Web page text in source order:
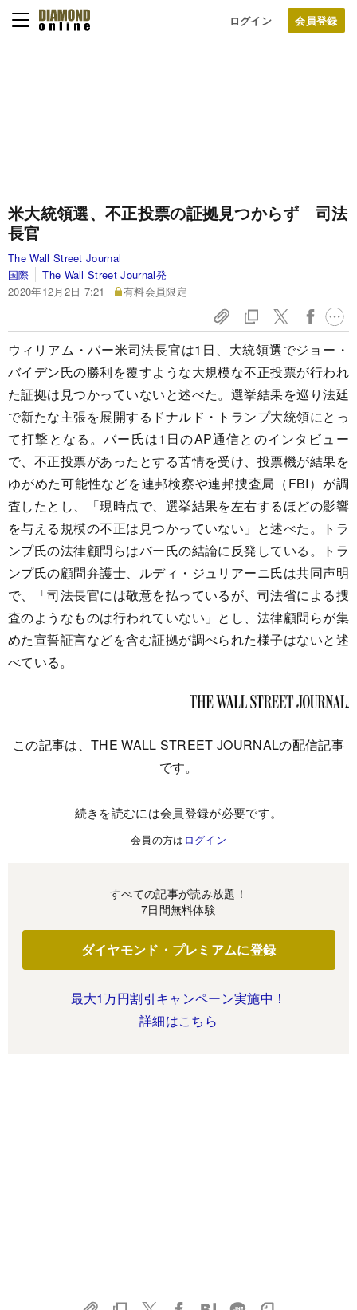
ログイン
米大統領選、不正投票の証拠見つからず 司法
長官
The Wall Street Journal
国際
The Wall Street Journal発
2020年12月2日 7:21
有料会員限定
ウィリアム・バー米司法長官は1日、大統領選でジョー・
バイデン氏の勝利を覆すような大規模な不正投票が行われ
た証拠は見つかっていないと述べた。選挙結果を巡り法廷
で新たな主張を展開するドナルド・トランプ大統領にとっ
て打撃となる。バー氏は1日のAP通信とのインタビュー
で、不正投票があったとする苦情を受け、投票機が結果を
ゆがめた可能性などを連邦検察や連邦捜査局（FBI）が調
査したとし、「現時点で、選挙結果を左右するほどの影響
を与える規模の不正は見つかっていない」と述べた。トラ
ンプ氏の法律顧問らはバー氏の結論に反発している。トラ
ンプ氏の顧問弁護士、ルディ・ジュリアーニ氏は共同声明
で、「司法長官には敬意を払っているが、司法省による捜
査のようなものは行われていない」とし、法律顧問らが集
めた宣誓証言などを含む証拠が調べられた様子はないと述
べている。
この記事は、THE WALL STREET JOURNALの配信記事
です。
続きを読むには会員登録が必要です。
会員の方は ログイン
すべての記事が読み放題！
7日間無料体験
ダイヤモンド・プレミアムに登録
最大1万円割引キャンペーン実施中！
詳細はこちら